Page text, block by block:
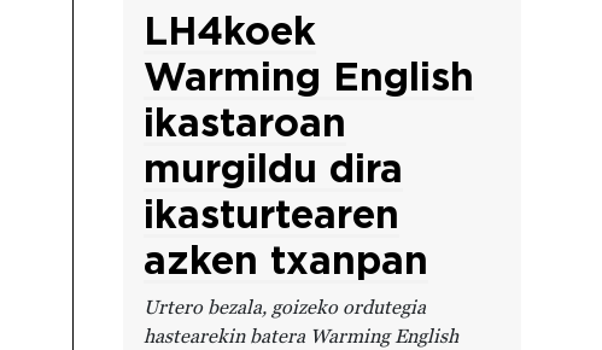
LH4koek
Warming English
ikastaroan
murgildu dira
ikasturtearen
azken txanpan
Urtero bezala, goizeko ordutegia
hastearekin batera Warming English